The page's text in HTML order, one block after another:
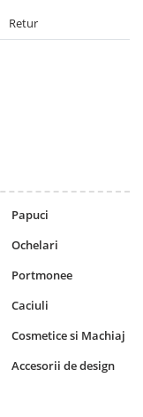
Retur
Papuci
Ochelari
Portmonee
Caciuli
Cosmetice si Machiaj
Accesorii de design